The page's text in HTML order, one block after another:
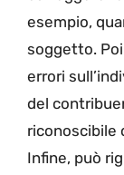
esempio,
soggetto.
errori
del
riconoscibile
Infine, può